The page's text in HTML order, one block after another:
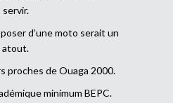
servir.
d’une moto serait un
atout.
proches de Ouaga 2000.
minimum BEPC.